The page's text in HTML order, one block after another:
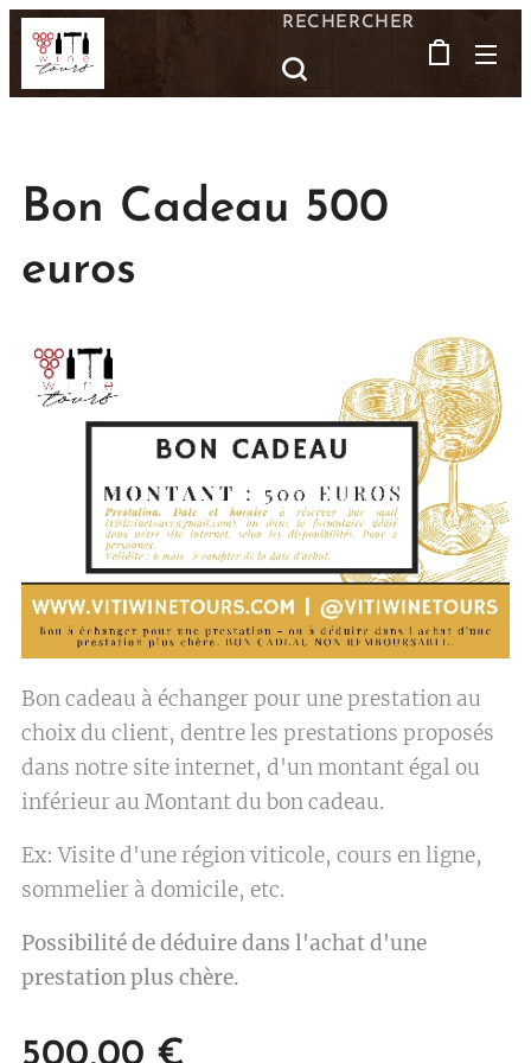
RECHERCHER
Bon Cadeau 500
euros
Bon cadeau à échanger pour une prestation au
choix du client, dentre les prestations proposés
dans notre site internet, d'un montant égal ou
inférieur au Montant du bon cadeau.
Ex: Visite d'une région viticole, cours en ligne,
sommelier à domicile, etc.
Possibilité de déduire dans l'achat d'une
prestation plus chère.